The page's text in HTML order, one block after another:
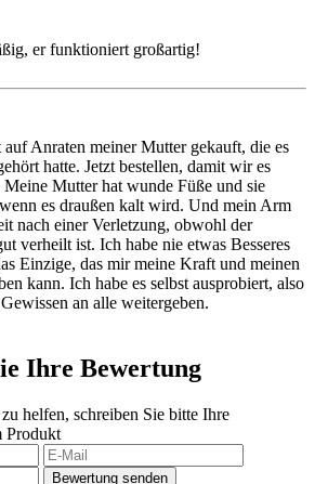
er funktioniert großartig!
auf Anraten meiner Mutter gekauft, die es
hatte. Jetzt bestellen, damit wir es
Mutter hat wunde Füße und sie
es draußen kalt wird. Und mein Arm
nach einer Verletzung, obwohl der
verheilt ist. Ich habe nie etwas Besseres
Einzige, das mir meine Kraft und meinen
kann. Ich habe es selbst ausprobiert, also
an alle weitergeben.
Ihre Bewertung
helfen, schreiben Sie bitte Ihre
Produkt
Bewertung senden